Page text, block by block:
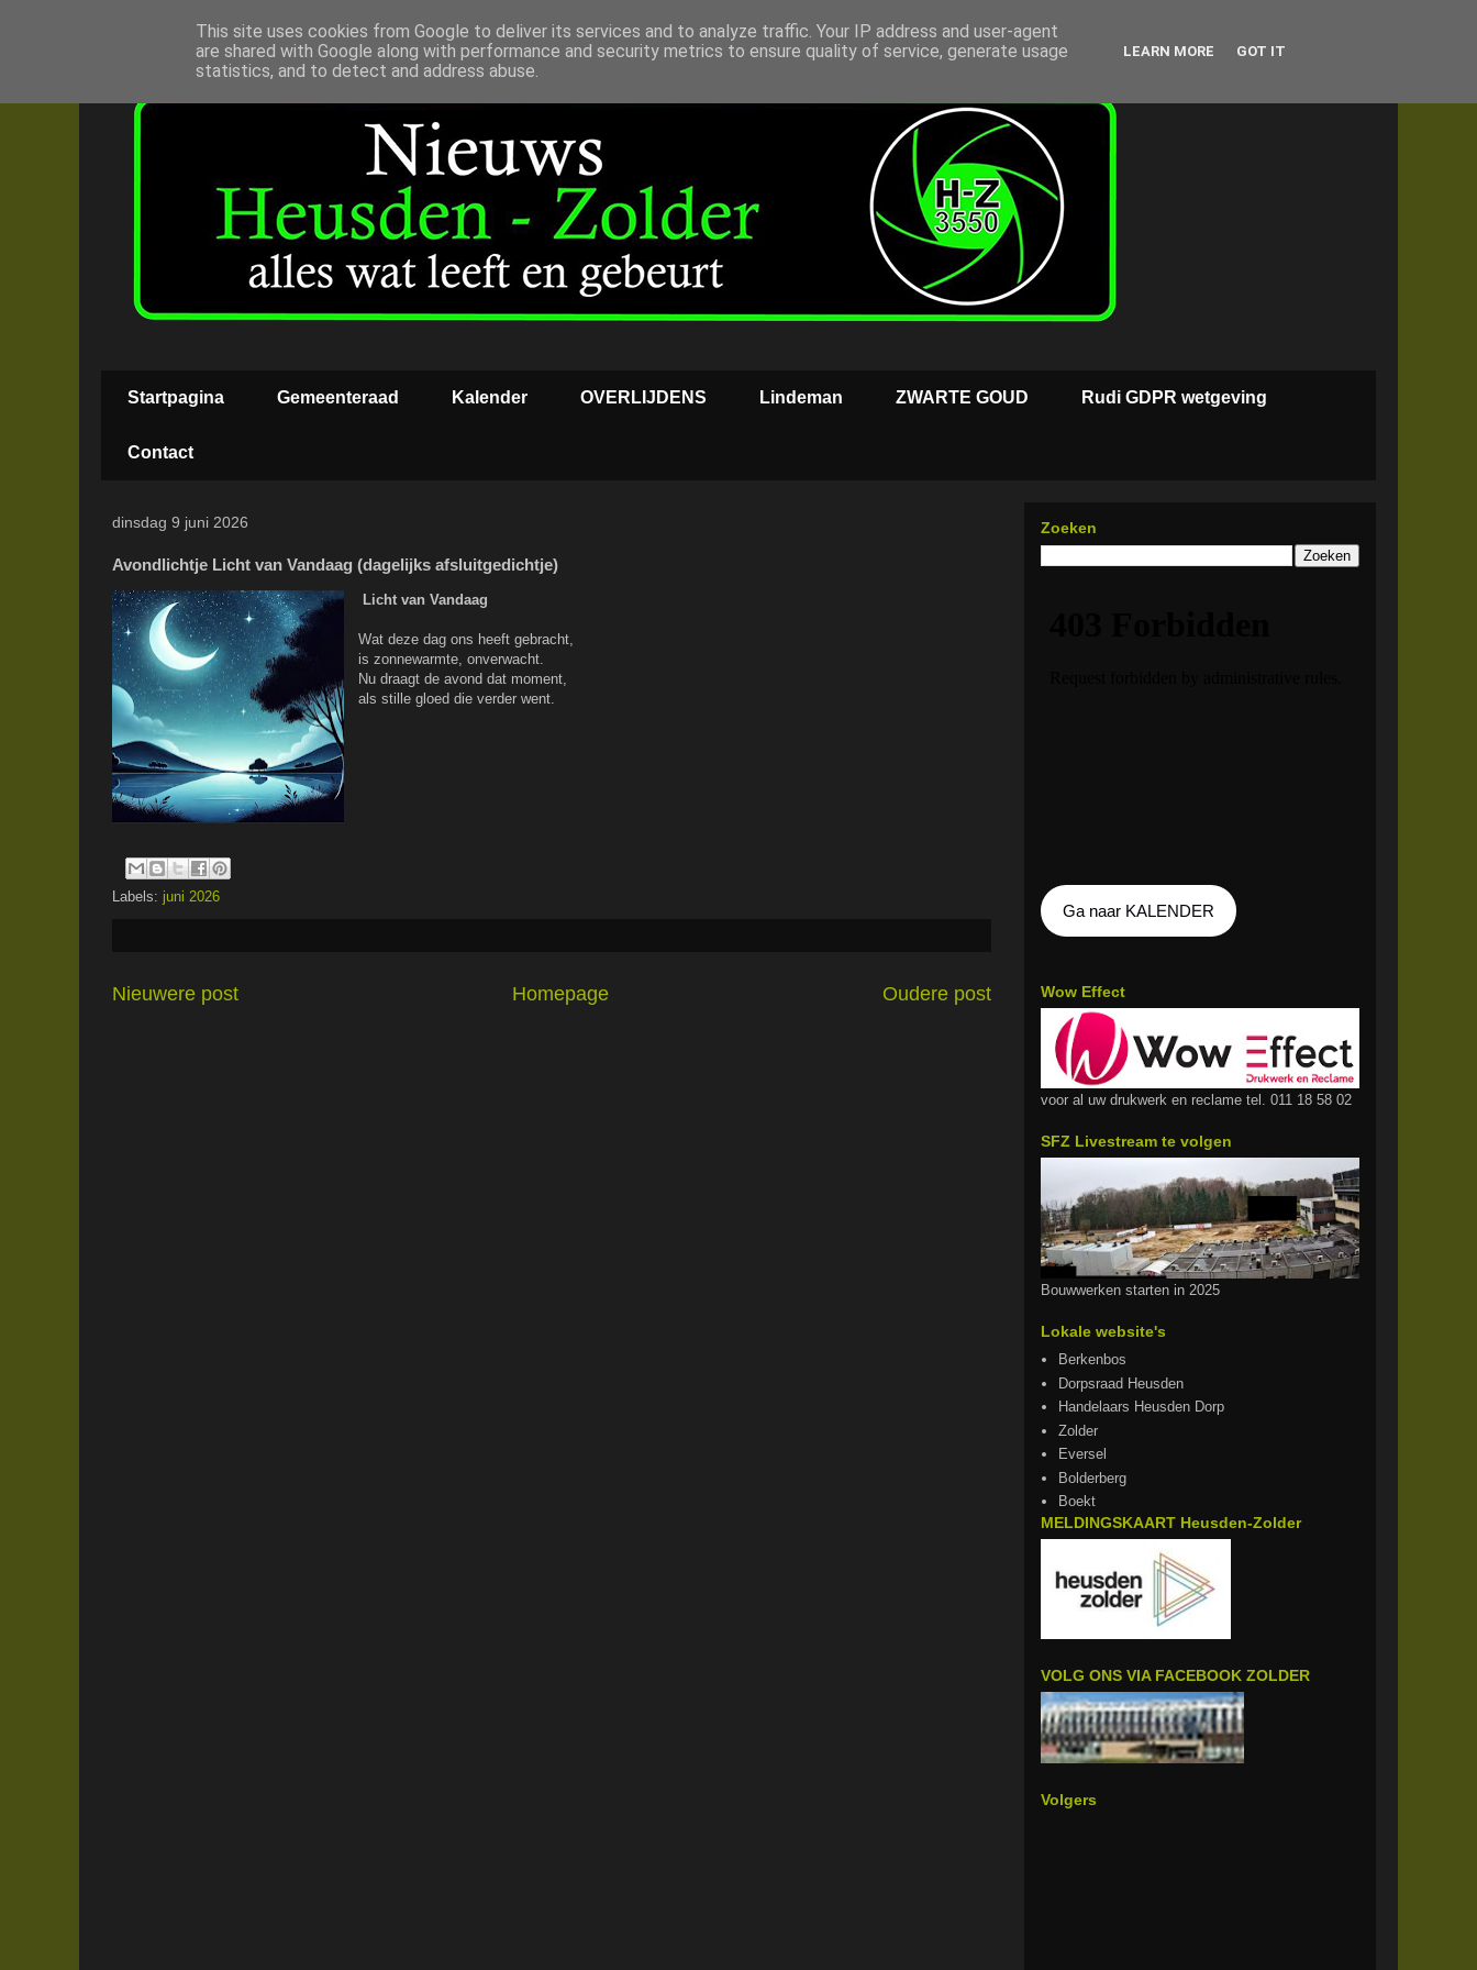
Startpagina Gemeenteraad Kalender OVERLIJDENS Lindeman ZWARTE GOUD Rudi GDPR wetgeving
Contact
dinsdag 9 juni 2026
Avondlichtje Licht van Vandaag (dagelijks afsluitgedichtje)
Licht van Vandaag
Wat deze dag ons heeft gebracht,
is zonnewarmte, onverwacht.
Nu draagt de avond dat moment,
als stille gloed die verder went.
Labels: juni 2026
Nieuwere post Oudere post
Homepage
Zoeken
Ga naar KALENDER
Wow Effect
voor al uw drukwerk en reclame tel. 011 18 58 02
SFZ Livestream te volgen
Bouwwerken starten in 2025
Lokale website's
Berkenbos
Dorpsraad Heusden
Handelaars Heusden Dorp
Zolder
Eversel
Bolderberg
Boekt
MELDINGSKAART Heusden-Zolder
VOLG ONS VIA FACEBOOK ZOLDER
Volgers
This site uses cookies from Google to deliver its services and to analyze traffic. Your IP address and user-agent
are shared with Google along with performance and security metrics to ensure quality of service, generate usage
statistics, and to detect and address abuse.
LEARN MORE GOT IT